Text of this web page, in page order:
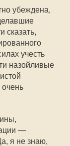
убеждена,
сказать,
учесть
назойливые
очень
—
я не знаю,